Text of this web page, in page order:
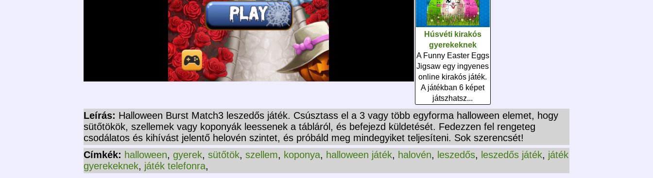
Húsvéti kirakós
gyerekeknek
A Funny Easter Eggs
Jigsaw egy ingyenes
online kirakós játék.
A játékban 6 képet
játszhatsz...
Leírás: Halloween Burst Match3 leszedős játék. Csúsztass el a 3 vagy több egyforma halloween elemet, hogy
sütőtökök, szellemek vagy koponyák leessenek a tábláról, és befejezd küldetését. Fedezzen fel rengeteg
csodálatos és kihívást jelentő helovén szintet, és próbáld meg mindegyiket teljesíteni. Sok szerencsét!
Címkék: halloween, gyerek, sütőtök, szellem, koponya, halloween játék, halovén, leszedős, leszedős játék, játék
gyerekeknek, játék telefonra,